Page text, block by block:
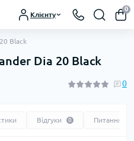
Клієнту
0
Black
Dia 20 Black
0
Відгуки 0 Питання